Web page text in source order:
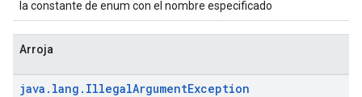
la constante de enum con el nombre especificado
Arroja
java . lang . IllegalArgumentException